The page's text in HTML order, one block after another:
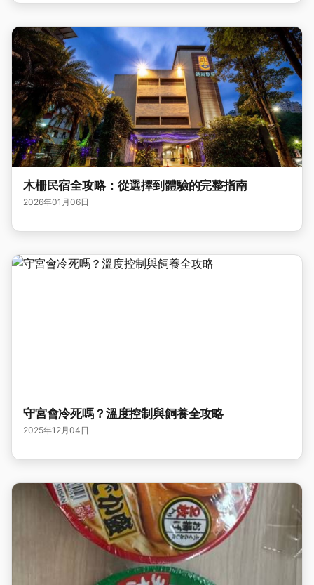
木柵民宿全攻略：從選擇到體驗的完整指南
2026年01月06日
守宮會冷死嗎？溫度控制與飼養全攻略
2025年12月04日